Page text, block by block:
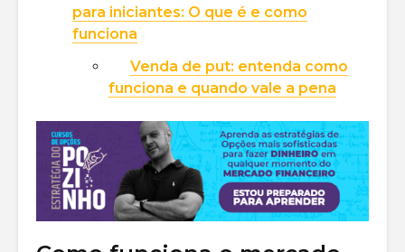
para iniciantes: O que é e como
funciona
Venda de put: entenda como
funciona e quando vale a pena